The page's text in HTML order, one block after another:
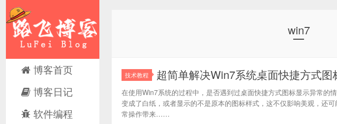
博客首页
博客日记
软件编程
win7
技术教程 超简单解决Win7系统桌面快捷方式
在使用Win7系统的过程中，是否遇到过桌面快捷方式图标显示异常的
变成了白纸，或者显示的不是原本的图标样式，这不仅影响美观，还可
常操作带来……